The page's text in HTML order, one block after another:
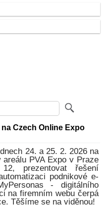
Czech Online Expo
24. a 25. 2. 2026 na
PVA Expo v Praze
prezentovat řešení
podnikové e-
- digitálního
na firemním webu čerpá
Těšíme se na viděnou!